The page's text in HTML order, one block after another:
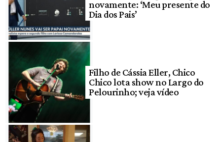
novamente: ‘Meu presente do
Dia dos Pais’
Filho de Cássia Eller, Chico
Chico lota show no Largo do
Pelourinho; veja vídeo